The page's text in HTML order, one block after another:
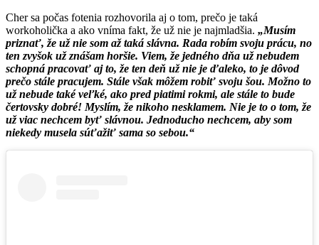
Cher sa počas fotenia rozhovorila aj o tom, prečo je taká
workoholička a ako vníma fakt, že už nie je najmladšia. „Musím
priznať, že už nie som až taká slávna. Rada robím svoju prácu, no
ten zvyšok už znášam horšie. Viem, že jedného dňa už nebudem
schopná pracovať aj to, že ten deň už nie je ďaleko, to je dôvod
prečo stále pracujem. Stále však môžem robiť svoju šou. Možno to
už nebude také veľké, ako pred piatimi rokmi, ale stále to bude
čertovsky dobré! Myslím, že nikoho nesklamem. Nie je to o tom, že
už viac nechcem byť slávnou. Jednoducho nechcem, aby som
niekedy musela súťažiť sama so sebou.“